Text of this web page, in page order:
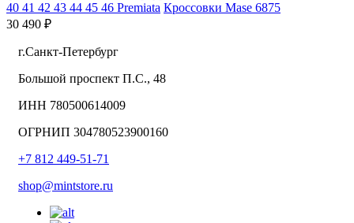
40 41 42 43 44 45 46 Premiata Кроссовки Mase 6875
30 490 ₽
г.Санкт-Петербург
Большой проспект П.С., 48
ИНН 780500614009
ОГРНИП 304780523900160
+7 812 449-51-71
shop@mintstore.ru